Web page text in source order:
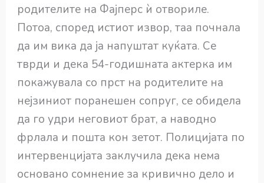
родителите на Фајперс ѝ отвориле.
Потоа, според истиот извор, таа почнала
да им вика да ја напуштат куќата. Се
тврди и дека 54-годишната актерка им
покажувала со прст на родителите на
нејзиниот поранешен сопруг, се обидела
да го удри неговиот брат, а наводно
фрлала и пошта кон зетот. Полицијата по
интервенцијата заклучила дека нема
основано сомнение за кривично дело и